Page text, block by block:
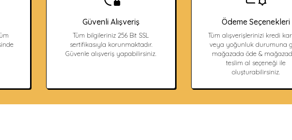
Güvenli Alışveriş
Tüm bilgileriniz 256 Bit SSL
sertifikasıyla korunmaktadır.
Güvenle alışveriş yapabilirsiniz.
Ödeme Seçenekleri
Tüm alışverişlerinizi kredi
veya yoğunluk durumuna
mağazada öde &
teslim al seçeneği ile
oluşturabilirsiniz.